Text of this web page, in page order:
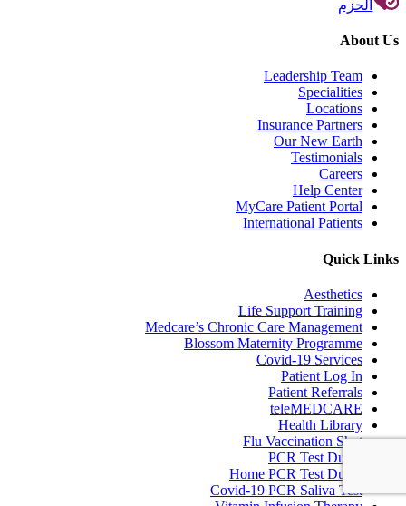
الحزم
About Us
Leadership Team
Specialities
Locations
Insurance Partners
Our New Earth
Testimonials
Careers
Help Center
MyCare Patient Portal
International Patients
Quick Links
Aesthetics
Life Support Training
Medcare’s Chronic Care Management
Blossom Maternity Programme
Covid-19 Services
Patient Log In
Patient Referrals
teleMEDCARE
Health Library
Flu Vaccination Shot
PCR Test Dubai
Home PCR Test Dubai
Covid-19 PCR Saliva Test